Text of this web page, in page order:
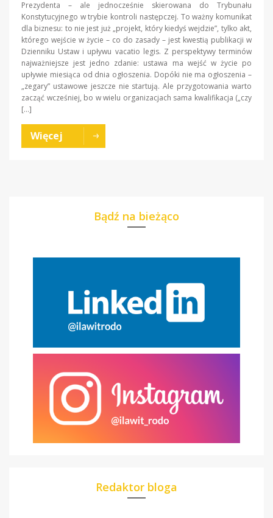
Prezydenta – ale jednocześnie skierowana do Trybunału
Konstytucyjnego w trybie kontroli następczej. To ważny komunikat
dla biznesu: to nie jest już „projekt, który kiedyś wejdzie”, tylko akt,
którego wejście w życie – co do zasady – jest kwestią publikacji w
Dzienniku Ustaw i upływu vacatio legis. Z perspektywy terminów
najważniejsze jest jedno zdanie: ustawa ma wejść w życie po
upływie miesiąca od dnia ogłoszenia. Dopóki nie ma ogłoszenia –
„zegary” ustawowe jeszcze nie startują. Ale przygotowania warto
zacząć wcześniej, bo w wielu organizacjach sama kwalifikacja („czy
[…]
Więcej
Bądź na bieżąco
Redaktor bloga